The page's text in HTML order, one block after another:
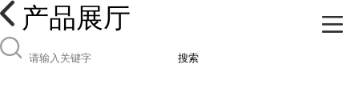
产品展厅
搜索